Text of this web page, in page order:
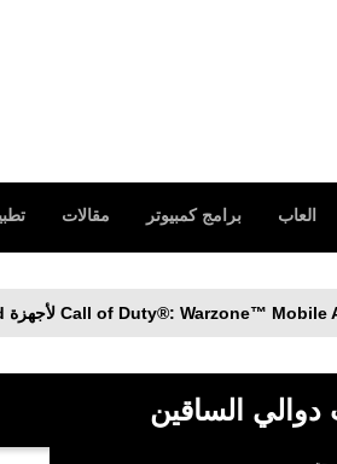
العاب برامج كمبيوتر مقالات
دوالي الساقين